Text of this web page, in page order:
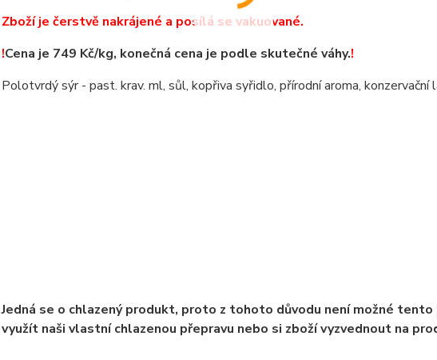
Zboží je čerstvě nakrájené a posílá se vakuované.
!Cena je 749 Kč/kg, konečná cena je podle skutečné váhy.!
Polotvrdý sýr - past. krav. ml, sůl, kopřiva syřidlo, přírodní aroma, konzervační
Jedná se o chlazený produkt, proto z tohoto důvodu není možné
využít naši vlastní chlazenou přepravu nebo si zboží vyzvednout na